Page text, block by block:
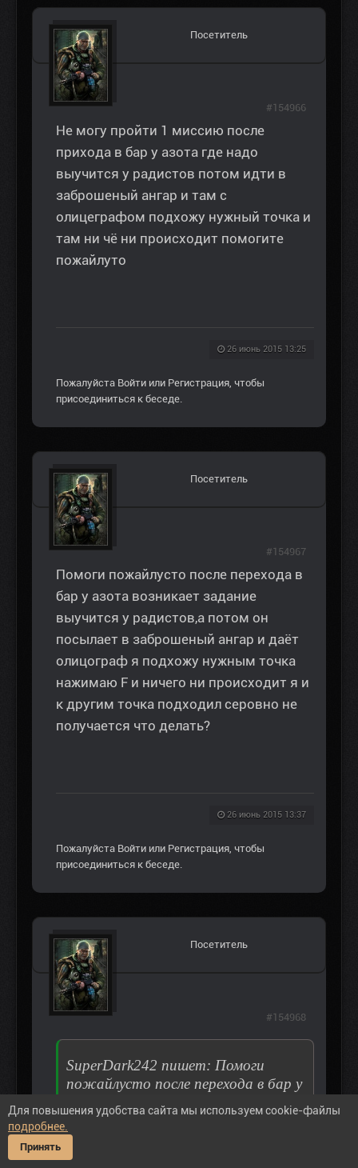
Посетитель
Не могу пройти 1 миссию после
прихода в бар у азота где надо
выучится у радистов потом идти в
заброшеный ангар и там с
олицеграфом подхожу нужный точка и
там ни чё ни происходит помогите
пожайлуто
26 июнь 2015 13:25
#154966
Пожалуйста Войти или Регистрация, чтобы
присоединиться к беседе.
Посетитель
Помоги пожайлусто после перехода в
бар у азота возникает задание
выучится у радистов,а потом он
посылает в заброшеный ангар и даёт
олицограф я подхожу нужным точка
нажимаю F и ничего ни происходит я и
к другим точка подходил серовно не
получается что делать?
26 июнь 2015 13:37
#154967
Пожалуйста Войти или Регистрация, чтобы
присоединиться к беседе.
Посетитель
SuperDark242 пишет: Помоги
пожайлусто после перехода в бар у
азота возникает задание выучится
у радистов,а потом он посылает в
заброшеный ангар и даёт
олицограф я подхожу нужным
#154968
Для повышения удобства сайта мы используем cookie-файлы
подробнее.
Принять